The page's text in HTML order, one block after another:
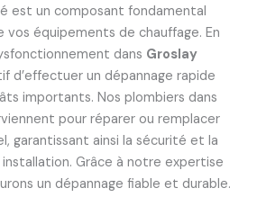
est un composant fondamental
équipements de chauffage. En
dans Groslay
d’effectuer un dépannage rapide
importants. Nos plombiers dans
pour réparer ou remplacer
garantissant ainsi la sécurité et la
Grâce à notre expertise
un dépannage fiable et durable.